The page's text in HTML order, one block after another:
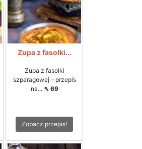
Zupa z fasolki...
Zupa z fasolki
szparagowej – przepis
na... ⇖ 69
Zobacz przepis!